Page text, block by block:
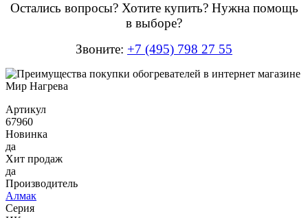
Остались вопросы? Хотите купить? Нужна помощь
в выборе?
Звоните: +7 (495) 798 27 55
Артикул
67960
Новинка
да
Хит продаж
да
Производитель
Алмак
Серия